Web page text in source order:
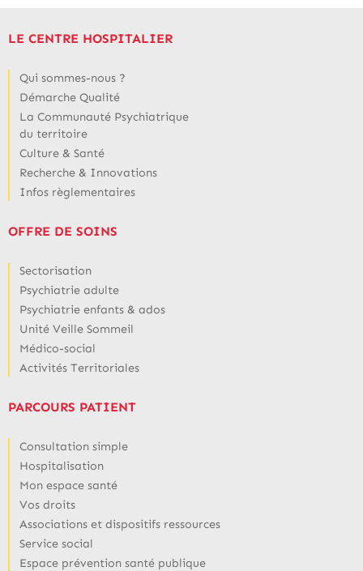
LE CENTRE HOSPITALIER
Qui sommes-nous ?
Démarche Qualité
La Communauté Psychiatrique
du territoire
Culture & Santé
Recherche & Innovations
Infos règlementaires
OFFRE DE SOINS
Sectorisation
Psychiatrie adulte
Psychiatrie enfants & ados
Unité Veille Sommeil
Médico-social
Activités Territoriales
PARCOURS PATIENT
Consultation simple
Hospitalisation
Mon espace santé
Vos droits
Associations et dispositifs ressources
Service social
Espace prévention santé publique